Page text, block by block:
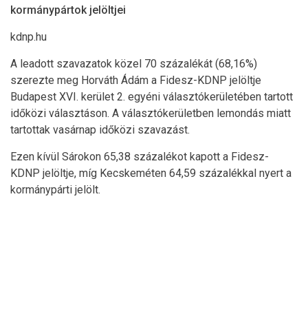
kormánypártok jelöltjei
kdnp.hu
A leadott szavazatok közel 70 százalékát (68,16%)
szerezte meg Horváth Ádám a Fidesz-KDNP jelöltje
Budapest XVI. kerület 2. egyéni választókerületében tartott
időközi választáson. A választókerületben lemondás miatt
tartottak vasárnap időközi szavazást.
Ezen kívül Sárokon 65,38 százalékot kapott a Fidesz-
KDNP jelöltje, míg Kecskeméten 64,59 százalékkal nyert a
kormánypárti jelölt.